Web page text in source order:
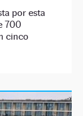
por esta
700
cinco